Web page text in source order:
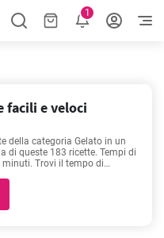
1
facili e veloci
della categoria Gelato in un
di queste 183 ricette. Tempi di
minuti. Trovi il tempo di
non riesci a decidere, ti
ricette, le preferite e più